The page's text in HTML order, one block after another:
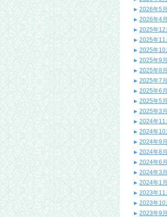
2026年5月
2026年4月
2025年12
2025年11
2025年10
2025年9月
2025年8月
2025年7月
2025年6月
2025年5月
2025年3月
2024年11
2024年10
2024年9月
2024年8月
2024年6月
2024年3月
2024年1月
2023年11
2023年10
2023年9月